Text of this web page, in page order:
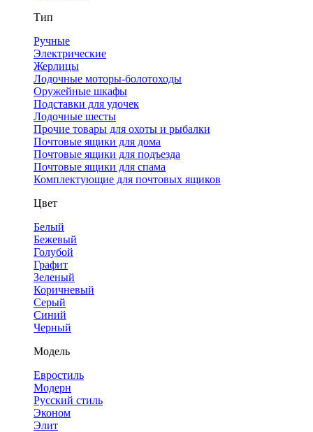
Тип
Ручные
Электрические
Жерлицы
Лодочные моторы-болотоходы
Оружейные шкафы
Подставки для удочек
Лодочные шесты
Прочие товары для охоты и рыбалки
Почтовые ящики для дома
Почтовые ящики для подъезда
Почтовые ящики для спама
Комплектующие для почтовых ящиков
Цвет
Белый
Бежевый
Голубой
Графит
Зеленый
Коричневый
Серый
Синий
Черный
Модель
Евростиль
Модерн
Русский стиль
Эконом
Элит